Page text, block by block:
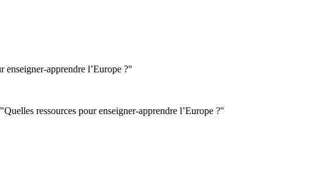
enseigner-apprendre l’Europe ?"
ressources pour enseigner-apprendre l’Europe ?"